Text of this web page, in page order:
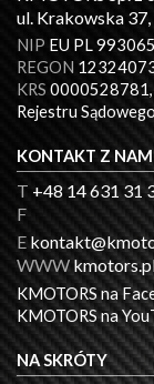
ul. Krakowska
NIP EU PL
REGON
KRS 0000528781,
Rejestru
KONTAKT Z
T +48 14 631 31
F
E
WWW
KMOTORS na
KMOTORS na
NA SKRÓTY